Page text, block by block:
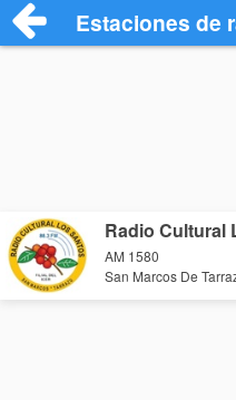
Estaciones de
Radio Cultural
AM 1580
San Marcos De